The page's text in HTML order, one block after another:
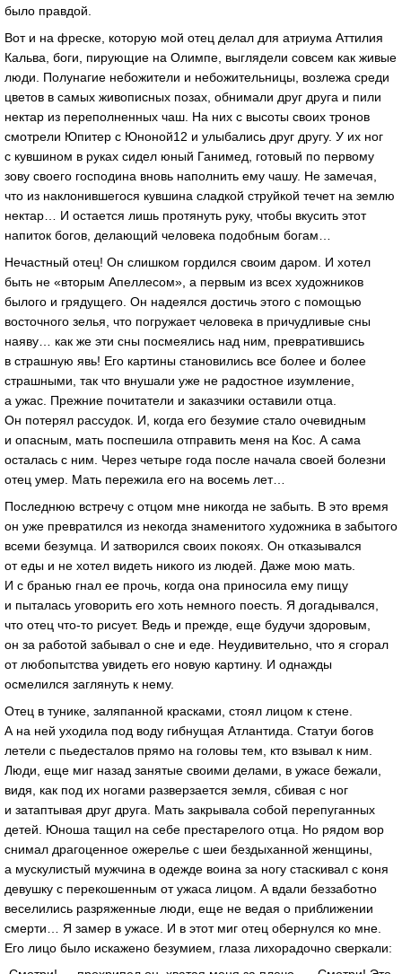
было правдой.
Вот и на фреске, которую мой отец делал для атриума Аттилия
Кальва, боги, пирующие на Олимпе, выглядели совсем как живые
люди. Полунагие небожители и небожительницы, возлежа среди
цветов в самых живописных позах, обнимали друг друга и пили
нектар из переполненных чаш. На них с высоты своих тронов
смотрели Юпитер с Юноной12 и улыбались друг другу. У их ног
с кувшином в руках сидел юный Ганимед, готовый по первому
зову своего господина вновь наполнить ему чашу. Не замечая,
что из наклонившегося кувшина сладкой струйкой течет на землю
нектар… И остается лишь протянуть руку, чтобы вкусить этот
напиток богов, делающий человека подобным богам…
Нечастный отец! Он слишком гордился своим даром. И хотел
быть не «вторым Апеллесом», а первым из всех художников
былого и грядущего. Он надеялся достичь этого с помощью
восточного зелья, что погружает человека в причудливые сны
наяву… как же эти сны посмеялись над ним, превратившись
в страшную явь! Его картины становились все более и более
страшными, так что внушали уже не радостное изумление,
а ужас. Прежние почитатели и заказчики оставили отца.
Он потерял рассудок. И, когда его безумие стало очевидным
и опасным, мать поспешила отправить меня на Кос. А сама
осталась с ним. Через четыре года после начала своей болезни
отец умер. Мать пережила его на восемь лет…
Последнюю встречу с отцом мне никогда не забыть. В это время
он уже превратился из некогда знаменитого художника в забытого
всеми безумца. И затворился своих покоях. Он отказывался
от еды и не хотел видеть никого из людей. Даже мою мать.
И с бранью гнал ее прочь, когда она приносила ему пищу
и пыталась уговорить его хоть немного поесть. Я догадывался,
что отец что-то рисует. Ведь и прежде, еще будучи здоровым,
он за работой забывал о сне и еде. Неудивительно, что я сгорал
от любопытства увидеть его новую картину. И однажды
осмелился заглянуть к нему.
Отец в тунике, заляпанной красками, стоял лицом к стене.
А на ней уходила под воду гибнущая Атлантида. Статуи богов
летели с пьедесталов прямо на головы тем, кто взывал к ним.
Люди, еще миг назад занятые своими делами, в ужасе бежали,
видя, как под их ногами разверзается земля, сбивая с ног
и затаптывая друг друга. Мать закрывала собой перепуганных
детей. Юноша тащил на себе престарелого отца. Но рядом вор
снимал драгоценное ожерелье с шеи бездыханной женщины,
а мускулистый мужчина в одежде воина за ногу стаскивал с коня
девушку с перекошенным от ужаса лицом. А вдали беззаботно
веселились разряженные люди, еще не ведая о приближении
смерти… Я замер в ужасе. И в этот миг отец обернулся ко мне.
Его лицо было искажено безумием, глаза лихорадочно сверкали: